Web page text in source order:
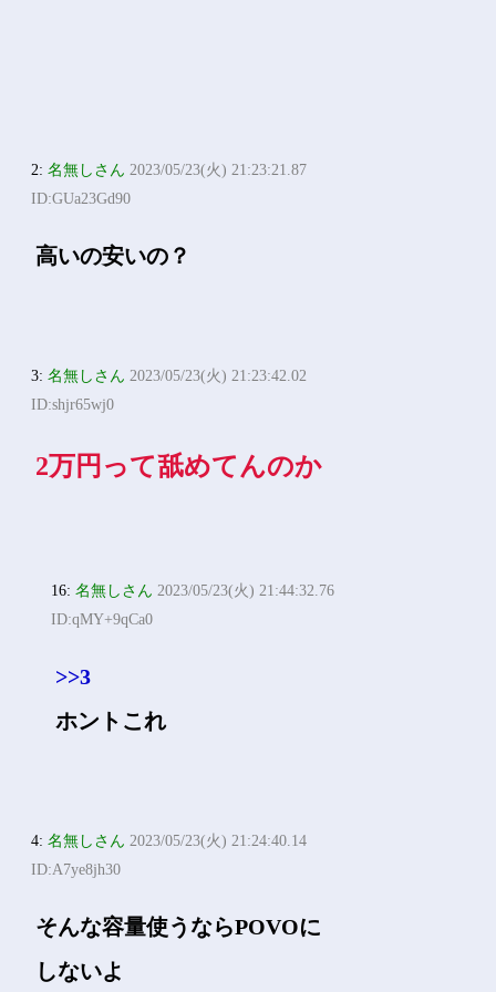
2:名無しさん 2023/05/23(火) 21:23:21.87
ID:GUa23Gd90
高いの安いの？
3:名無しさん 2023/05/23(火) 21:23:42.02
ID:shjr65wj0
2万円って舐めてんのか
16:名無しさん 2023/05/23(火) 21:44:32.76
ID:qMY+9qCa0
>>3
ホントこれ
4:名無しさん 2023/05/23(火) 21:24:40.14
ID:A7ye8jh30
そんな容量使うならPOVOに
しないよ